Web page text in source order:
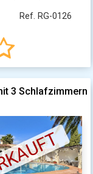
Ref. RG-0126
3 Schlafzimmern